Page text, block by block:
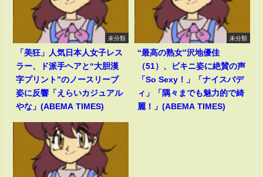
未分類
「美狂」人気日本人女子レス
ラー、ド派手ヘアと“大胆漢
字プリント”のノースリーブ
姿に反響「えらいカジュアル
やな」(ABEMA TIMES)
未分類
“最高の熟女”沢地優佳
（51）、ビキニ姿に絶賛の声
「So Sexy！」「ナイスバデ
ィ」「隅々までも魅力的で綺
麗！」(ABEMA TIMES)